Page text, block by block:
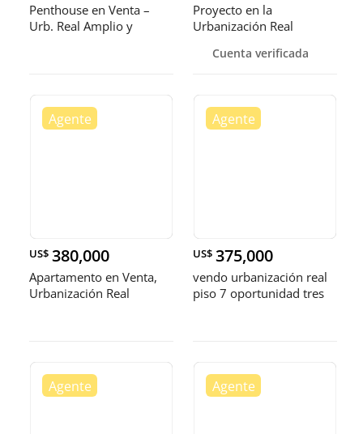
Penthouse en Venta –
Urb. Real Amplio y
Proyecto en la
Urbanización Real
Cuenta verificada
US$ 380,000
Apartamento en Venta,
Urbanización Real
US$ 375,000
vendo urbanización real
piso 7 oportunidad tres